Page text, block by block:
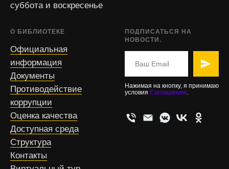
суббота и воскресенье
О БИБЛИОТЕКЕ
Официальная
информация
Документы
Противодействие
коррупции
Оценка качества
Доступная среда
Структура
Контакты
ПОДПИСАТЬСЯ НА
НОВОСТИ.
Нажимая на кнопку, я принимаю
условия Соглашения.